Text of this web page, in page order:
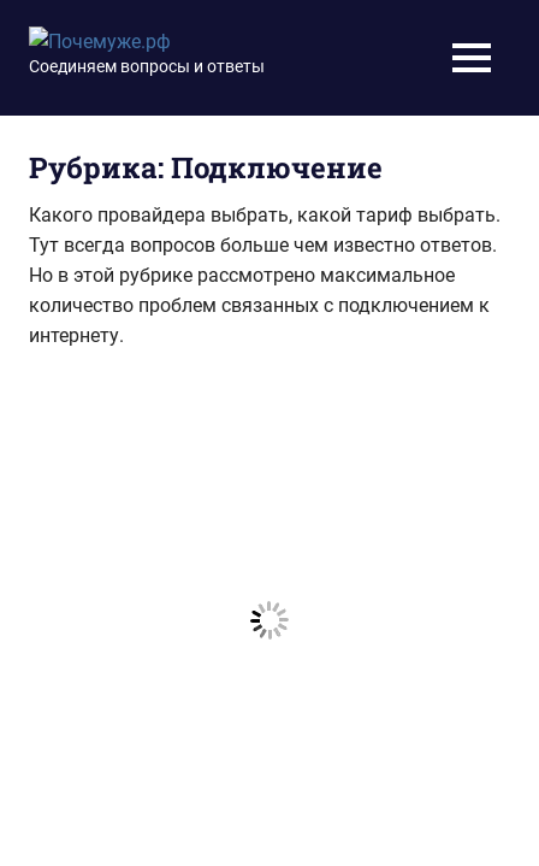
содержимому
Почемуже.рф
Соединяем вопросы и ответы МЕНЮ
Рубрика:Подключение
Какого провайдера выбрать, какой тариф выбрать.
Тут всегда вопросов больше чем известно ответов.
Но в этой рубрике рассмотрено максимальное
количество проблем связанных с подключением к
интернету.